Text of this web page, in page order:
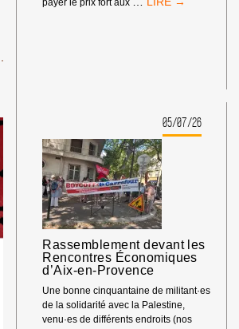
payer le prix fort aux
DÉBUT
DE
L’ANNÉE
2026
05/07/26
Rassemblement devant les
Rencontres Économiques
d’Aix-en-Provence
Une bonne cinquantaine de militant·es
de la solidarité avec la Palestine,
venu·es de différents endroits (nos